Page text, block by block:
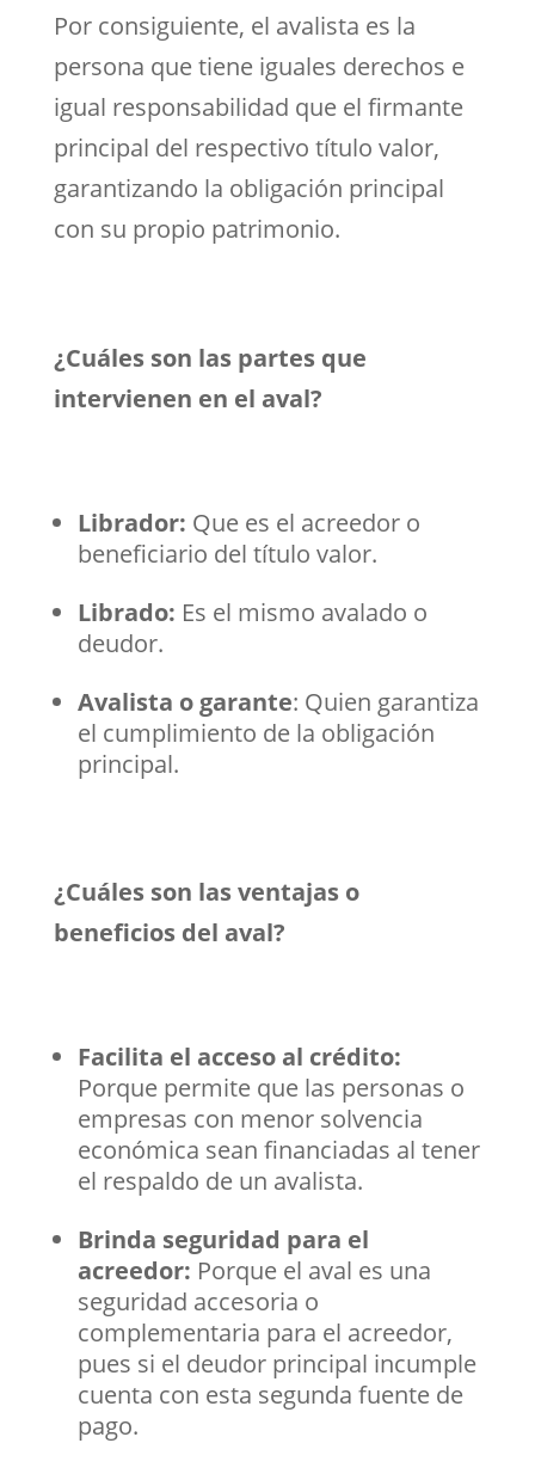
Por consiguiente, el avalista es la
persona que tiene iguales derechos e
igual responsabilidad que el firmante
principal del respectivo título valor,
garantizando la obligación principal
con su propio patrimonio.
¿Cuáles son las partes que
intervienen en el aval?
Librador: Que es el acreedor o
beneficiario del título valor.
Librado: Es el mismo avalado o
deudor.
Avalista o garante: Quien garantiza
el cumplimiento de la obligación
principal.
¿Cuáles son las ventajas o
beneficios del aval?
Facilita el acceso al crédito:
Porque permite que las personas o
empresas con menor solvencia
económica sean financiadas al tener
el respaldo de un avalista.
Brinda seguridad para el
acreedor: Porque el aval es una
seguridad accesoria o
complementaria para el acreedor,
pues si el deudor principal incumple
cuenta con esta segunda fuente de
pago.